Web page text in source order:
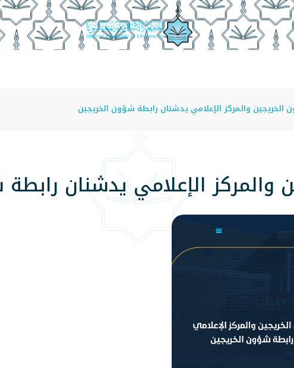
والمركز الإعلامي يدشنان رابطة شؤون الخريجين
والمركز الإعلامي يدشنان